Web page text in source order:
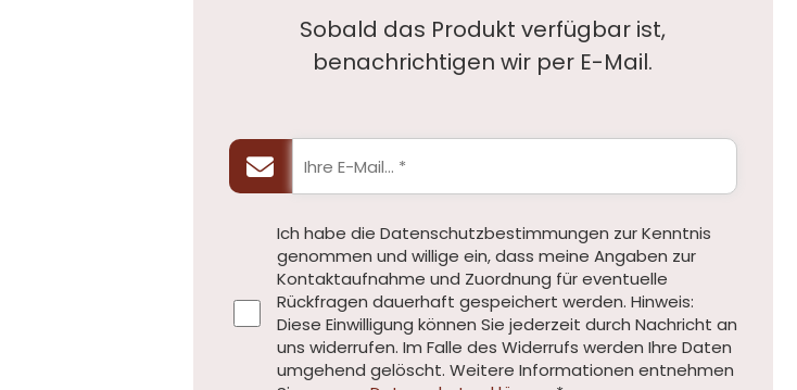
Sobald das Produkt verfügbar ist,
benachrichtigen wir per E-Mail.
Ich habe die Datenschutzbestimmungen zur Kenntnis
genommen und willige ein, dass meine Angaben zur
Kontaktaufnahme und Zuordnung für eventuelle
Rückfragen dauerhaft gespeichert werden. Hinweis:
Diese Einwilligung können Sie jederzeit durch Nachricht an
uns widerrufen. Im Falle des Widerrufs werden Ihre Daten
umgehend gelöscht. Weitere Informationen entnehmen